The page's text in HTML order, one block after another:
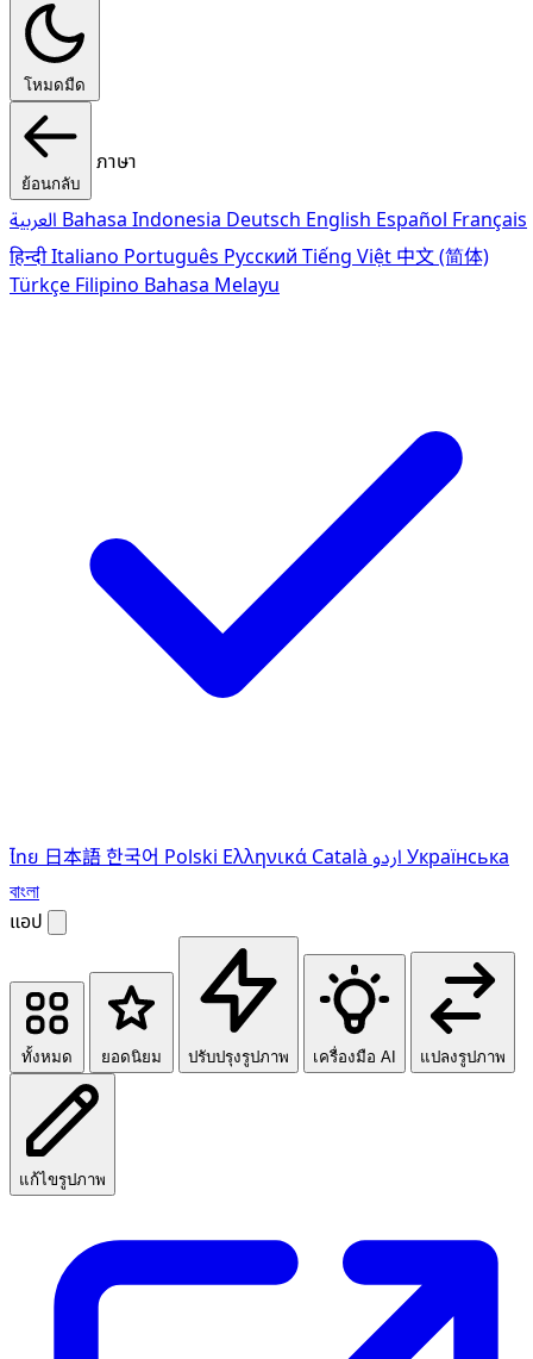
โหมดมืด
ย้อนกลับ
ภาษา
Bahasa Indonesia Deutsch English Español Français
हिन्दीItaliano Português Pусский Tiếng Việt 中文 (简体)
Türkçe Filipino Bahasa Melayu
ไทย 日本語한국어 Polski Ελληνικά Català
Українська
বাংলা
แอป
ทั้งหมด ยอดนิยม ปรับปรุงรูปภาพ เครื่องมือ AI แปลงรูปภาพ
แก้ไขรูปภาพ